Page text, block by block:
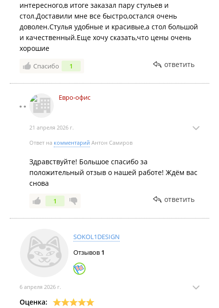
интересного,в итоге заказал пару стульев и
стол.Доставили мне все быстро,остался очень
доволен.Стулья удобные и красивые,а стол большой
и качественный.Еще хочу сказать,что цены очень
хорошие
Спасибо 1 ответить
Евро-офис
21 апреля 2026 г.
Ответ на комментарий Антон Самиров
Здравствуйте! Большое спасибо за
положительный отзыв о нашей работе! Ждём вас
снова
1 ответить
SOKOL1DESIGN
Отзывов 1
6 апреля 2026 г.
Оценка: